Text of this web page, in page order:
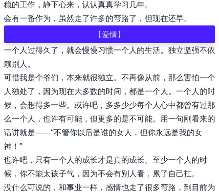
🍁 Autumn
💼 Business
🍋
🌙 Night
❄️ Winter
稳的工作，静下心来，认认真真学习几年。
会有一番作为，虽然走了许多的弯路了，但现在还早。
【爱情】
一个人过得久了，就会慢慢习惯一个人的生活。独立坚强不依
赖别人。
可惜我是个爷们，本来就很独立。不再像从前，那么害怕一个
人独处了，因为现在大多数的时间，都是一个人。一个人的时
候，会想得多一些。或许吧，多多少少每个人心中都曾有过那
么一个人，也许有可能，但更多的是不可能。用一句刚看来的
话讲就是——“不管你以后是谁的女人，但你永远是我的女
神！”
也许吧，只有一个人的成长才是真的成长。至少一个人的时
候，你不能太孩子气，因为不会有别人看，累了自己扛。
没什么可说的，和事业一样，感情也走了很多弯路，到目前为